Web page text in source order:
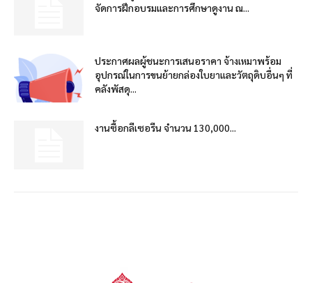
จัดการฝึกอบรมและการศึกษาดูงาน ณ...
ประกาศผลผู้ชนะการเสนอราคา จ้างเหมาพร้อม
อุปกรณ์ในการขนย้ายกล่องใบยาและวัตถุดิบอื่นๆ ที่
คลังพัสดุ...
งานซื้อกลีเซอรีน จำนวน 130,000...